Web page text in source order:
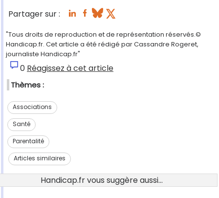
Partager sur :
"Tous droits de reproduction et de représentation réservés.©
Handicap.fr. Cet article a été rédigé par Cassandre Rogeret,
journaliste Handicap.fr"
0 Réagissez à cet article
Thèmes :
Associations
Santé
Parentalité
Articles similaires
Handicap.fr vous suggère aussi...